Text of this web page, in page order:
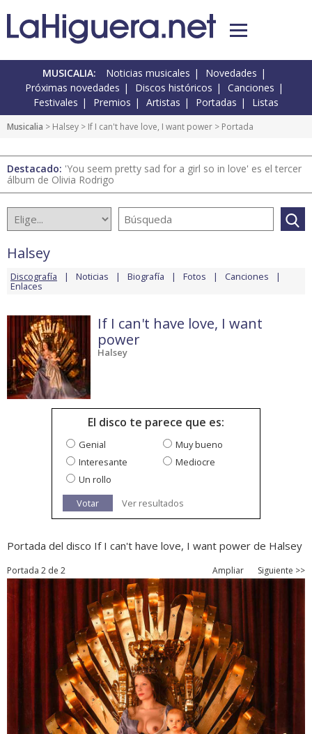
MUSICALIA: Noticias musicales
Novedades
Próximas novedades
Discos históricos
Canciones
Festivales
Premios Artistas Portadas Listas
Musicalia > Halsey > If I can't have love, I want power > Portada
Destacado: 'You seem pretty sad for a girl so in love' es el tercer
álbum de Olivia Rodrigo
Halsey
Discografía Noticias Biografía Fotos Canciones
Enlaces
If I can't have love, I want
power
Halsey
El disco te parece que es:
Genial
Muy bueno
Interesante
Mediocre
Un rollo
Votar
Ver resultados
Portada del disco If I can't have love, I want power de Halsey
Portada 2 de 2 Ampliar Siguiente >>